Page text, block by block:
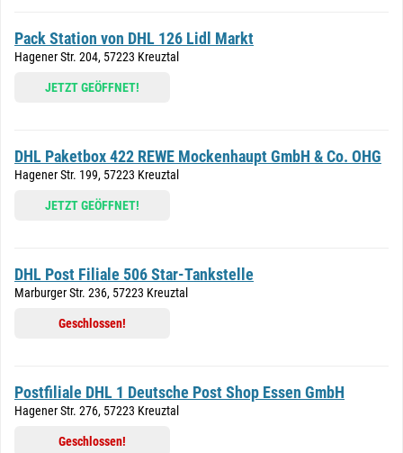
Pack Station von DHL 126 Lidl Markt
Hagener Str. 204, 57223 Kreuztal
JETZT GEÖFFNET!
DHL Paketbox 422 REWE Mockenhaupt GmbH & Co. OHG
Hagener Str. 199, 57223 Kreuztal
JETZT GEÖFFNET!
DHL Post Filiale 506 Star-Tankstelle
Marburger Str. 236, 57223 Kreuztal
Geschlossen!
Postfiliale DHL 1 Deutsche Post Shop Essen GmbH
Hagener Str. 276, 57223 Kreuztal
Geschlossen!